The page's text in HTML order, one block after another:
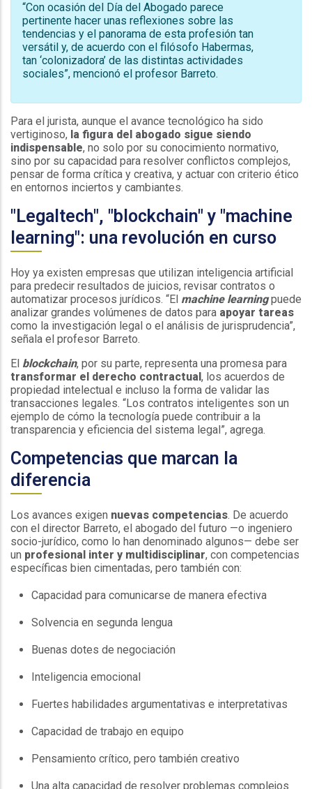
“Con ocasión del Día del Abogado parece
pertinente hacer unas reflexiones sobre las
tendencias y el panorama de esta profesión tan
versátil y, de acuerdo con el filósofo Habermas,
tan ‘colonizadora’ de las distintas actividades
sociales”, mencionó el profesor Barreto.
Para el jurista, aunque el avance tecnológico ha sido
vertiginoso, la figura del abogado sigue siendo
indispensable, no solo por su conocimiento normativo,
sino por su capacidad para resolver conflictos complejos,
pensar de forma crítica y creativa, y actuar con criterio ético
en entornos inciertos y cambiantes.
"Legaltech", "blockchain" y "machine
learning": una revolución en curso
Hoy ya existen empresas que utilizan inteligencia artificial
para predecir resultados de juicios, revisar contratos o
automatizar procesos jurídicos. “El machine learningpuede
analizar grandes volúmenes de datos para apoyar tareas
como la investigación legal o el análisis de jurisprudencia”,
señala el profesor Barreto.
El blockchain, por su parte, representa una promesa para
transformar el derecho contractual , los acuerdos de
propiedad intelectual e incluso la forma de validar las
transacciones legales. “Los contratos inteligentes son un
ejemplo de cómo la tecnología puede contribuir a la
transparencia y eficiencia del sistema legal”, agrega.
Competencias que marcan la
diferencia
Los avances exigen nuevas competencias. De acuerdo
con el director Barreto, el abogado del futuro —o ingeniero
socio-jurídico, como lo han denominado algunos— debe ser
un profesional inter y multidisciplinar, con competencias
específicas bien cimentadas, pero también con:
Capacidad para comunicarse de manera efectiva
Solvencia en segunda lengua
Buenas dotes de negociación
Inteligencia emocional
Fuertes habilidades argumentativas e interpretativas
Capacidad de trabajo en equipo
Pensamiento crítico, pero también creativo
Una alta capacidad de resolver problemas complejos